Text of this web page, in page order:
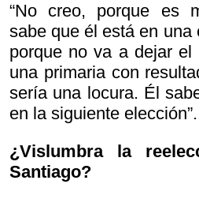
“No creo, porque es
sabe que él está en una
porque no va a dejar
una primaria con
sería una locura. Él
en la siguiente elección”.
¿Vislumbra la
Santiago?